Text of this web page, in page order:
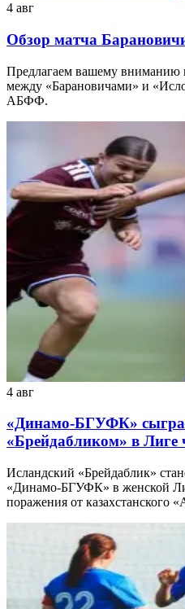
4 авг
Обзор матча
Предлагаем вашему вниманию
между «Барановичами» и
АБФФ.
4 авг
«Динамо-БГУФК»
«Брейдабликом» в Лиге
Исландский «Брейдаблик»
«Динамо-БГУФК» в женской
поражения от казахстанского